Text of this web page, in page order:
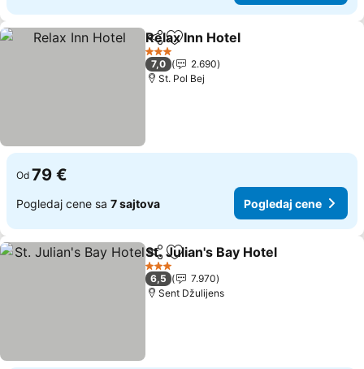
Deli Dodati u favorite
Relax Inn Hotel
3 Zvezdice
7,0
2.690
St. Pol Bej
Od 79 €
Pogledaj cene sa 7 sajtova Pogledaj cene
Deli Dodati u favorite
St. Julian's Bay Hotel
3 Zvezdice
6,5
7.970
Sent Džulijens